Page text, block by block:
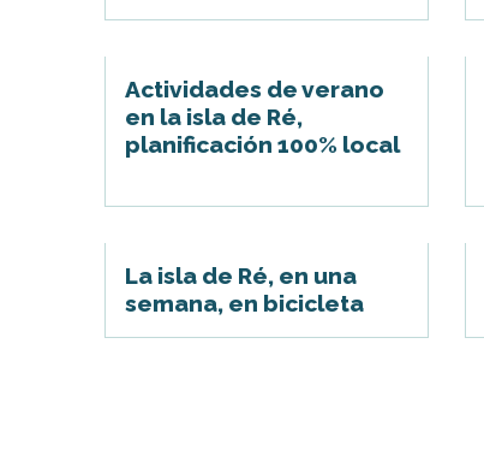
Actividades de verano
en la isla de Ré,
planificación 100% local
La isla de Ré, en una
semana, en bicicleta